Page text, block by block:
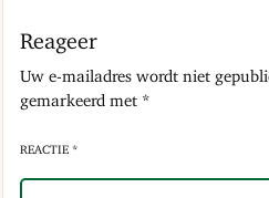
Reageer
Uw e-mailadres wordt niet
gemarkeerd met *
REACTIE *